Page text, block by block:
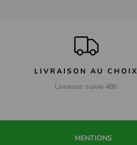
LIVRAISON AU CHOIX
Livraison suivie 48h
MENTIONS